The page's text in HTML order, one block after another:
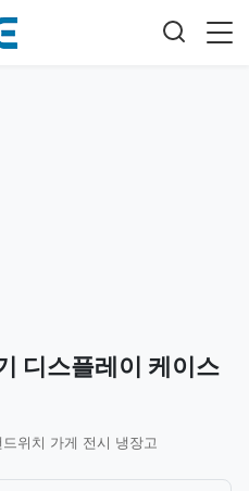
디스플레이 케이스
드위치 가게 전시 냉장고